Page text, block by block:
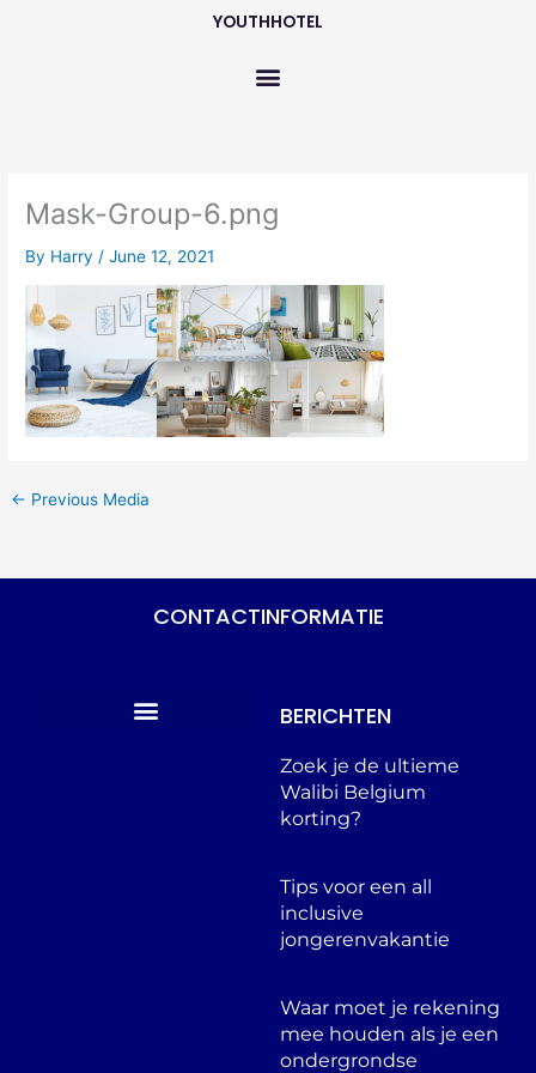
YOUTHHOTEL
Mask-Group-6.png
By Harry /June 12, 2021
← Previous Media
CONTACTINFORMATIE
BERICHTEN
Zoek je de ultieme
Walibi Belgium
korting?
Tips voor een all
inclusive
jongerenvakantie
Waar moet je rekening
mee houden als je een
ondergrondse